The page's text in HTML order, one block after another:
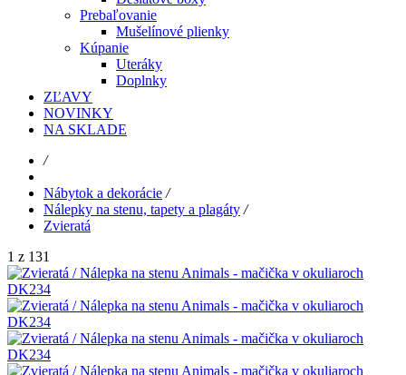
Prebaľovanie
Mušelínové plienky
Kúpanie
Uteráky
Doplnky
ZĽAVY
NOVINKY
NA SKLADE
/
Nábytok a dekorácie /
Nálepky na stenu, tapety a plagáty /
Zvieratá
1 z 131